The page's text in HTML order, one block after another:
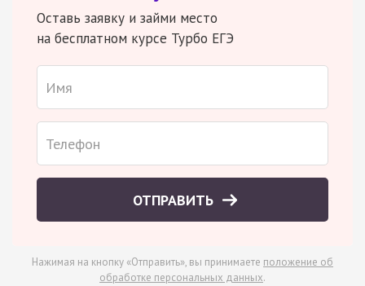
Оставь заявку и займи место
на бесплатном курсе Турбо ЕГЭ
ОТПРАВИТЬ
Нажимая на кнопку «Отправить», вы принимаете положение об
обработке персональных данных.